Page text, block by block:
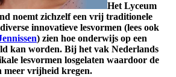
Het Lyceum
noemt zichzelf een vrij traditionele
innovatieve lesvormen (lees ook
) zien hoe onderwijs op een
kan worden. Bij het vak Nederlands
lesvormen losgelaten waardoor de
meer vrijheid kregen.